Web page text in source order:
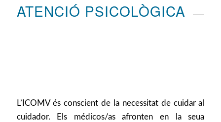
ATENCIÓ PSICOLÒGICA
L’ICOMV és conscient de la necessitat de cuidar al
cuidador. Els médicos/as afronten en la seua